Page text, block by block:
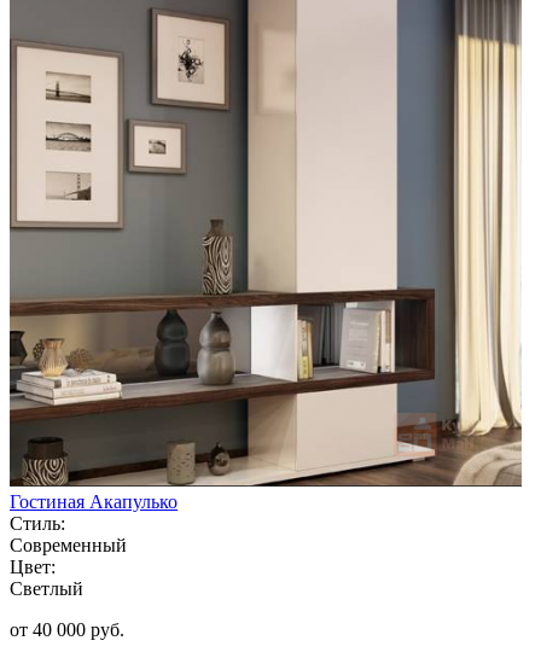
Гостиная Акапулько
Стиль:
Современный
Цвет:
Светлый
от 40 000 руб.